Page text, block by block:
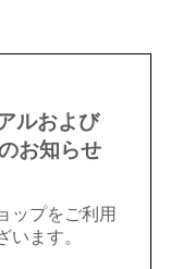
ルおよび
お知らせ
ップをご利用
います。